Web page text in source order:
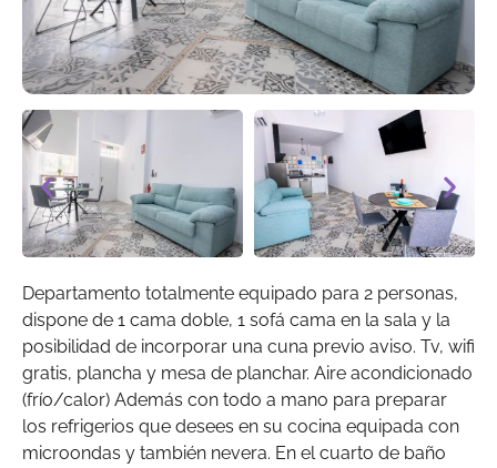
Departamento totalmente equipado para 2 personas,
dispone de 1 cama doble, 1 sofá cama en la sala y la
posibilidad de incorporar una cuna previo aviso. Tv, wifi
gratis, plancha y mesa de planchar. Aire acondicionado
(frío/calor) Además con todo a mano para preparar
los refrigerios que desees en su cocina equipada con
microondas y también nevera. En el cuarto de baño